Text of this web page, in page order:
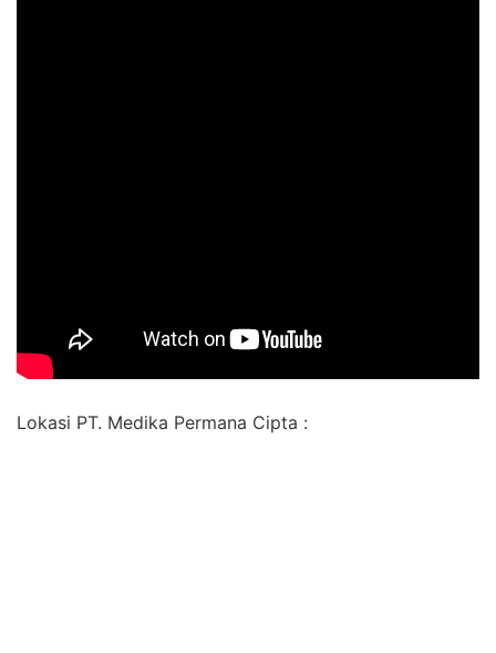
Lokasi PT. Medika Permana Cipta :